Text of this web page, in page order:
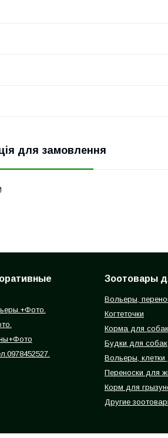
для замовлення
Зоотовары
Вольеры,
Когтеточки
Корма для
Будки для собак
Вольеры,
Переноски для
Корм для
Другие